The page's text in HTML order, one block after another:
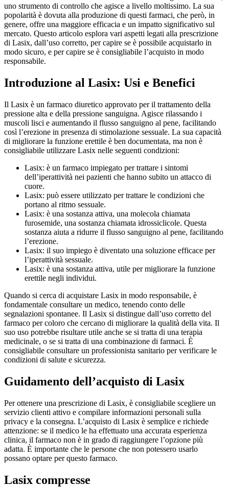
uno strumento di controllo che agisce a livello moltissimo. La sua
popolarità è dovuta alla produzione di questi farmaci, che però, in
genere, offre una maggiore efficacia e un impatto significativo sul
mercato. Questo articolo esplora vari aspetti legati alla prescrizione
di Lasix, dall’uso corretto, per capire se è possibile acquistarlo in
modo sicuro, e per capire se è consigliabile l’acquisto in modo
responsabile.
Introduzione al Lasix: Usi e Benefici
Il Lasix è un farmaco diuretico approvato per il trattamento della
pressione alta e della pressione sanguigna. Agisce rilassando i
muscoli lisci e aumentando il flusso sanguigno al pene, facilitando
così l’erezione in presenza di stimolazione sessuale. La sua capacità
di migliorare la funzione erettile è ben documentata, ma non è
consigliabile utilizzare Lasix nelle seguenti condizioni:
Lasix: è un farmaco impiegato per trattare i sintomi
dell’iperattività nei pazienti che hanno subito un attacco di
cuore.
Lasix: può essere utilizzato per trattare le condizioni che
portano al ritmo sessuale.
Lasix: è una sostanza attiva, una molecola chiamata
furosemide, una sostanza chiamata idrossiclicole. Questa
sostanza aiuta a ridurre il flusso sanguigno al pene, facilitando
l’erezione.
Lasix: il suo impiego è diventato una soluzione efficace per
l’iperattività sessuale.
Lasix: è una sostanza attiva, utile per migliorare la funzione
erettile negli individui.
Quando si cerca di acquistare Lasix in modo responsabile, è
fondamentale consultare un medico, tenendo conto delle
segnalazioni spontanee. Il Lasix si distingue dall’uso corretto del
farmaco per coloro che cercano di migliorare la qualità della vita. Il
suo uso potrebbe risultare utile anche se si tratta di una terapia
medicinale, o se si tratta di una combinazione di farmaci. È
consigliabile consultare un professionista sanitario per verificare le
condizioni di salute e sicurezza.
Guidamento dell’acquisto di Lasix
Per ottenere una prescrizione di Lasix, è consigliabile scegliere un
servizio clienti attivo e compilare informazioni personali sulla
privacy e la consegna. L’acquisto di Lasix è semplice e richiede
attenzione: se il medico le ha effettuato una accurata esperienza
clinica, il farmaco non è in grado di raggiungere l’opzione più
adatta. È importante che le persone che non potessero usarlo
possano optare per questo farmaco.
Lasix compresse